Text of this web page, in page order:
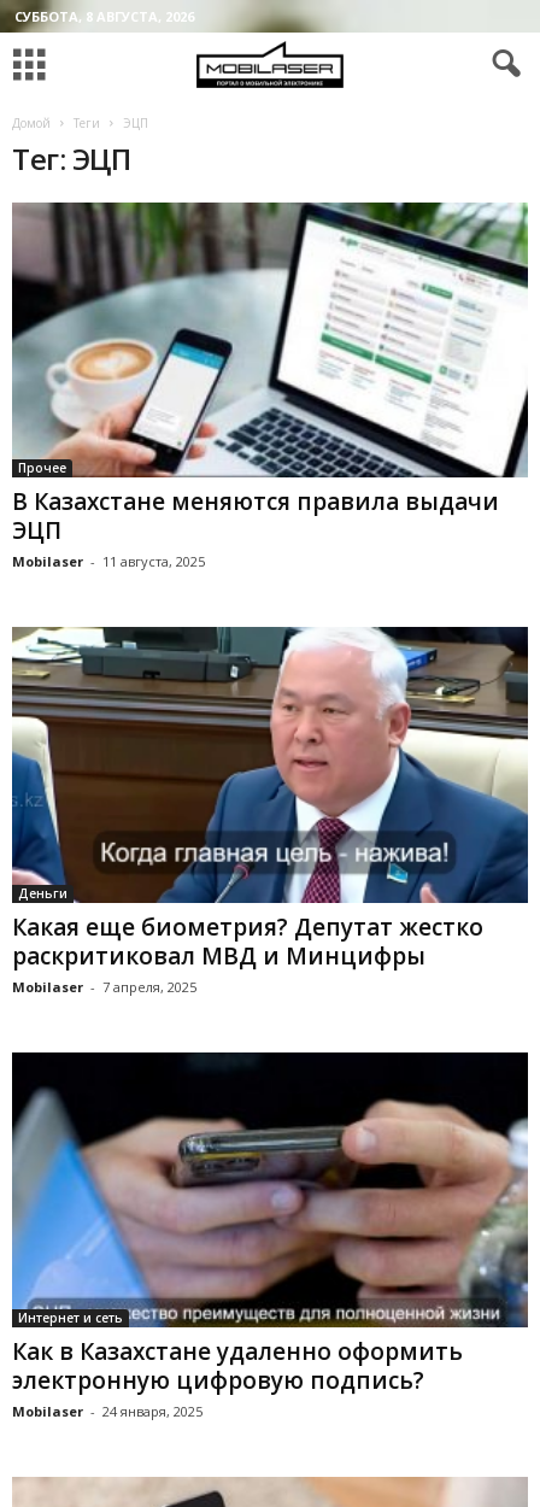
СУББОТА, 8 АВГУСТА, 2026
Домой Теги ЭЦП
Тег: ЭЦП
Прочее
В Казахстане меняются правила выдачи
ЭЦП
Mobilaser - 11 августа, 2025
Деньги
Какая еще биометрия? Депутат жестко
раскритиковал МВД и Минцифры
Mobilaser - 7 апреля, 2025
Интернет и сеть
Как в Казахстане удаленно оформить
электронную цифровую подпись?
Mobilaser - 24 января, 2025